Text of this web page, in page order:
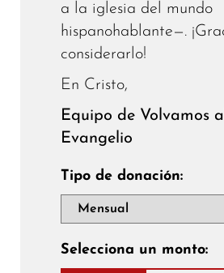
a la iglesia del mundo
hispanohablante—.
considerarlo!
En Cristo,
Equipo de Volvamos
Evangelio
Tipo de donación:
Selecciona un monto: